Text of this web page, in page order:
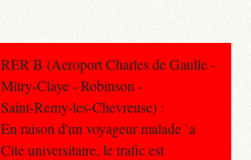
RER B (Aeroport Charles de Gaulle -
Mitry-Claye - Robinson -
Saint-Remy-les-Chevreuse) :
En raison d'un voyageur malade `a
Cite universitaire, le trafic est